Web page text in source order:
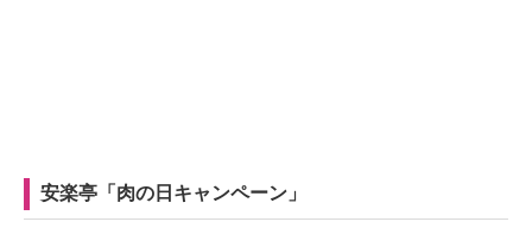
安楽亭「肉の日キャンペーン」